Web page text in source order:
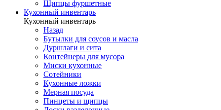
Щипцы фуршетные
Кухонный инвентарь
Кухонный инвентарь
Назад
Бутылки для соусов и масла
Дуршлаги и сита
Контейнеры для мусора
Миски кухонные
Сотейники
Кухонные ложки
Мерная посуда
Пинцеты и щипцы